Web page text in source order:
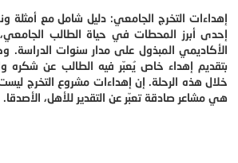
إهداءات التخرج الجامعي: دليل شامل مع أمثلة
إحدى أبرز المحطات في حياة الطالب
الأكاديمي المبذول على مدار سنوات الدراسة.
بتقديم إهداء خاص يُعبّر فيه الطالب عن شكره
خلال هذه الرحلة. إن إهداءات مشروع التخرج
هي مشاعر صادقة تعبّر عن التقدير للأهل، الأصدقا.